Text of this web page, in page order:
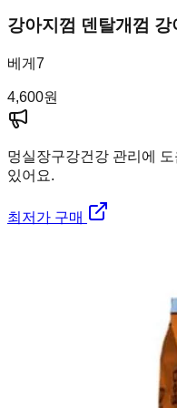
강아지껌 덴탈개껌 강
베게7
4,600원
멍실장구강건강 관리에
있어요.
최저가 구매